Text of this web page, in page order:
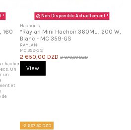
!
160
hacher
Un
un
et
de
Non Disponible Actuellement !
Hachoirs
*Raylan Mini Hachoir 360ML , 200 W,
Blanc - MC 359-GS
RAYLAN
MC 359-GS
2 650,00 DZD 2 970,00 DZD
View
-2 697,50 DZD